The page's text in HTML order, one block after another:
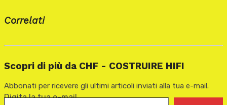
Correlati
Scopri di più da CHF - COSTRUIRE HIFI
Abbonati per ricevere gli ultimi articoli inviati alla tua e-mail.
Digita la tua e-mail...